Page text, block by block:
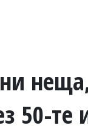
50-те